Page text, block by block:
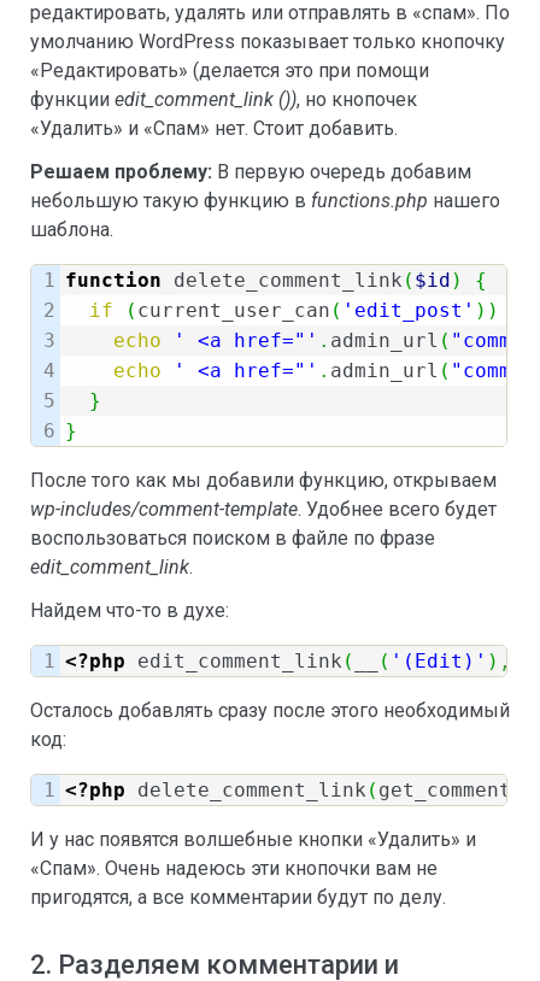
редактировать, удалять или отправлять в «спам». По
умолчанию WordPress показывает только кнопочку
«Редактировать» (делается это при помощи
функции edit_comment_link ()), но кнопочек
«Удалить» и «Спам» нет. Стоит добавить.
Решаем проблему: В первую очередь добавим
небольшую такую функцию в functions.php нашего
шаблона.
1
2
3
4
5
function delete_comment_link ( $id )
{
if
( current_user_can ( 'edit_post' ) )
echo
' <a href="' . admin_url (
echo
' <a href="' . admin_url (
}
}
После того как мы добавили функцию, открываем
wp-includes/comment-template. Удобнее всего будет
воспользоваться поиском в файле по фразе
edit_comment_link.
Найдем что-то в духе:
<?php edit_comment_link ( ( '(Edit)' ) ,
Осталось добавлять сразу после этого необходимый
код:
<?php delete_comment_link (
И у нас появятся волшебные кнопки «Удалить» и
«Спам». Очень надеюсь эти кнопочки вам не
пригодятся, а все комментарии будут по делу.
2. Разделяем комментарии и